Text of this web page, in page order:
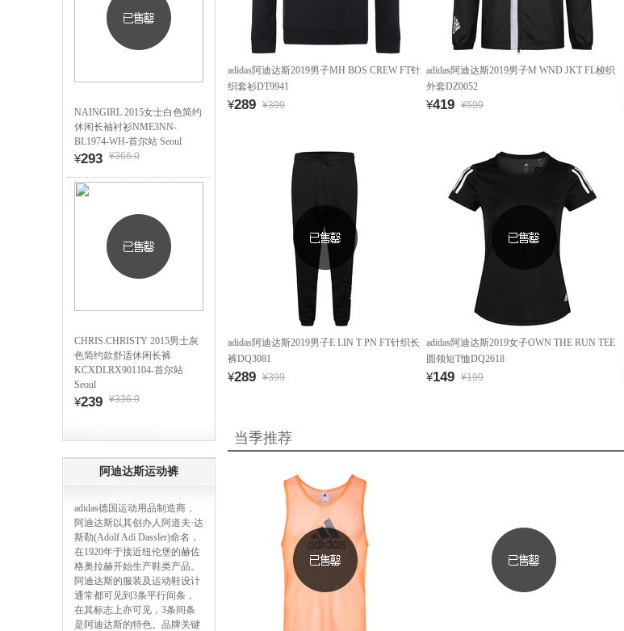
NAINGIRL 2015女士白色简约
休闲长袖衬衫NME3NN-
BL1974-WH-首尔站 Seoul
¥293 ¥366.0
CHRIS.CHRISTY 2015男士灰
色简约款舒适休闲长裤
KCXDLRX901104-首尔站
Seoul
¥239 ¥336.0
阿迪达斯运动裤
adidas德国运动用品制造商，
阿迪达斯以其创办人阿道夫·达
斯勒(Adolf Adi Dassler)命名，
在1920年于接近纽伦堡的赫佐
格奥拉赫开始生产鞋类产品。
阿迪达斯的服装及运动鞋设计
通常都可见到3条平行间条，
在其标志上亦可见，3条间条
是阿迪达斯的特色。品牌关键
adidas阿迪达斯2019男子MH BOS CREW FT针
织套衫DT9941
¥289 ¥399
adidas阿迪达斯2019男子M WND JKT FL梭织
外套DZ0052
¥419 ¥599
adidas阿迪达斯2019男子E LIN T PN FT针织长
裤DQ3081
¥289 ¥399
adidas阿迪达斯2019女子OWN THE RUN TEE
圆领短T恤DQ2618
¥149 ¥199
当季推荐